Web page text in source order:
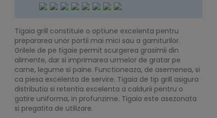
Tigaia grill constituie o optiune excelenta pentru
prepararea unor portii mai mici sau a garniturilor.
Grilele de pe tigaie permit scurgerea grasimii din
alimente, dar si imprimarea urmelor de gratar pe
carne, legume si paine. Functioneaza, de asemenea, si
ca piesa excelenta de servire. Tigaia de tip grill asigura
distributia si retentia excelenta a caldurii pentru o
gatire uniforma, in profunzime. Tigaia este asezonata
si pregatita de utilizare.